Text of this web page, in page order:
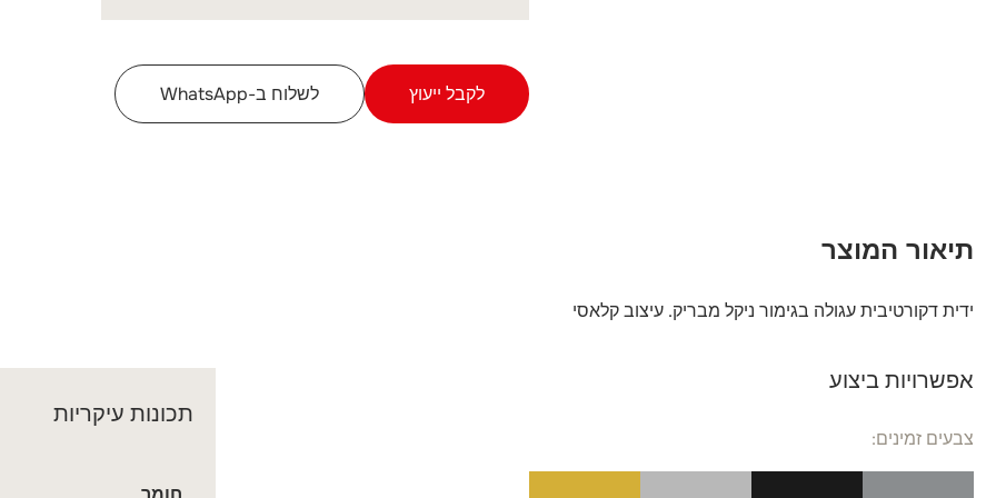
לקבל ייעוץ לשלוח ב-WhatsApp
תיאור המוצר
ידית דקורטיבית עגולה בגימור ניקל מבריק. עיצוב קלאסי
אפשרויות ביצוע
צבעים זמינים:
תכונות עיקריות